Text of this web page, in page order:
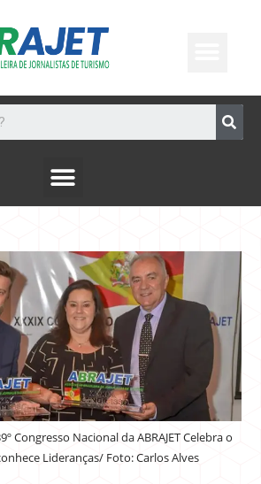
Congresso Nacional da ABRAJET Celebra o
Lideranças/ Foto: Carlos Alves